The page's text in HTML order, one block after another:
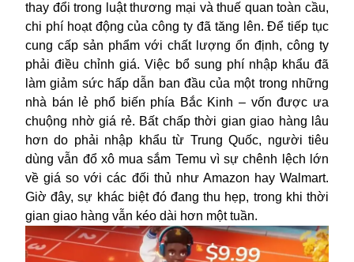
thay đổi trong luật thương mại và thuế quan toàn cầu,
chi phí hoạt động của công ty đã tăng lên. Để tiếp tục
cung cấp sản phẩm với chất lượng ổn định, công ty
phải điều chỉnh giá. Việc bổ sung phí nhập khẩu đã
làm giảm sức hấp dẫn ban đầu của một trong những
nhà bán lẻ phổ biến phía Bắc Kinh – vốn được ưa
chuộng nhờ giá rẻ. Bất chấp thời gian giao hàng lâu
hơn do phải nhập khẩu từ Trung Quốc, người tiêu
dùng vẫn đổ xô mua sắm Temu vì sự chênh lệch lớn
về giá so với các đối thủ như Amazon hay Walmart.
Giờ đây, sự khác biệt đó đang thu hẹp, trong khi thời
gian giao hàng vẫn kéo dài hơn một tuần.